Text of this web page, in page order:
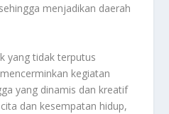
menjadikan daerah
yang tidak terputus
kegiatan
yang dinamis dan kreatif
dan kesempatan hidup,